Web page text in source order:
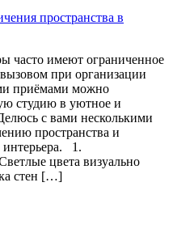
пространства в
часто имеют ограниченное
при организации
приёмами можно
студию в уютное и
с вами несколькими
пространства и
интерьера. 1.
цвета визуально
стен […]